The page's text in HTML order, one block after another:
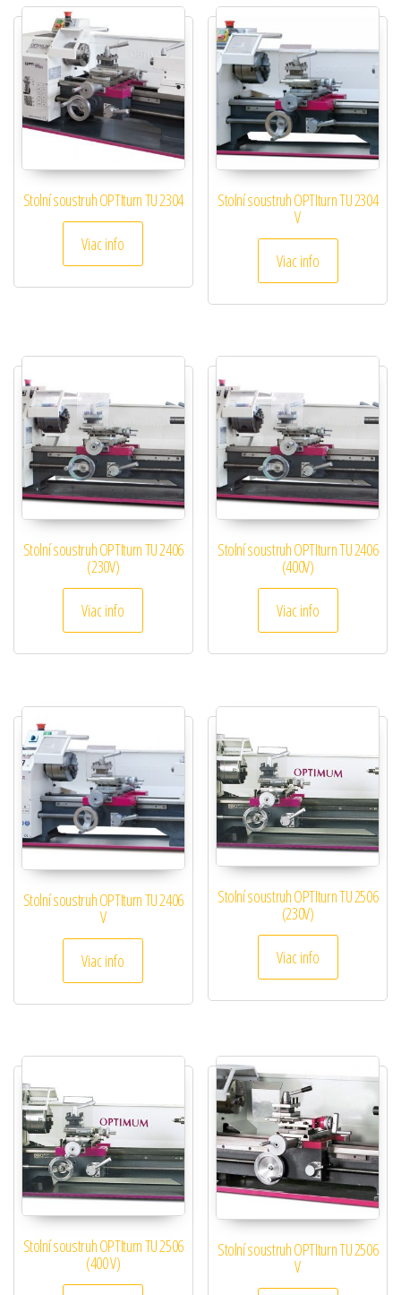
Stolní soustruh OPTIturn TU 2304
Viac info
Stolní soustruh OPTIturn TU 2304
V
Viac info
Stolní soustruh OPTIturn TU 2406
(230V)
Viac info
Stolní soustruh OPTIturn TU 2406
(400V)
Viac info
Stolní soustruh OPTIturn TU 2406
V
Viac info
Stolní soustruh OPTIturn TU 2506
(230V)
Viac info
Stolní soustruh OPTIturn TU 2506
(400 V)
Stolní soustruh OPTIturn TU 2506
V